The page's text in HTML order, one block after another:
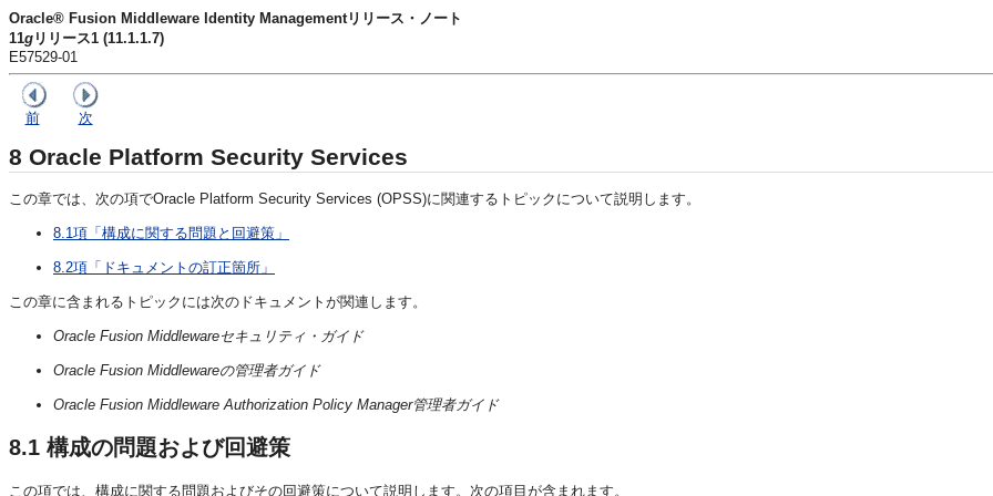
Oracle® Fusion Middleware Identity Managementリリース・ノート
11g リリース1 (11.1.1.7)
E57529-01
前 次
8 Oracle Platform Security Services
この章では、次の項でOracle Platform Security Services (OPSS)に関連するトピックについて説明します。
8.1項「構成に関する問題と回避策」
8.2項「ドキュメントの訂正箇所」
この章に含まれるトピックには次のドキュメントが関連します。
Oracle Fusion Middlewareセキュリティ・ガイド
Oracle Fusion Middlewareの管理者ガイド
Oracle Fusion Middleware Authorization Policy Manager管理者ガイド
8.1 構成の問題および回避策
この項では、構成に関する問題およびその回避策について説明します。次の項目が含まれます。